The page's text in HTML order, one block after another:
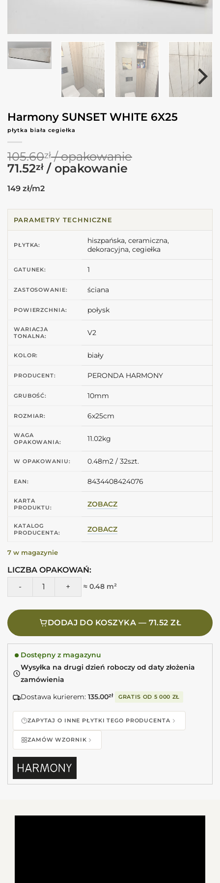
Harmony SUNSET WHITE 6X25
płytka biała cegiełka
105.60zł
Pierwotna
wynosiła:
71.52zł
149 zł/m2
PARAMETRY TECHNICZNE
PŁYTKA:
hiszpańska, ceramiczna,
dekoracyjna, cegiełka
GATUNEK: 1
ZASTOSOWANIE: ściana
POWIERZCHNIA: połysk
WARIACJA
TONALNA:
V2
KOLOR: biały
PRODUCENT: PERONDA HARMONY
GRUBOŚĆ: 10mm
ROZMIAR: 6x25cm
WAGA
OPAKOWANIA:
11.02kg
W OPAKOWANIU: 0.48m2 / 32szt.
EAN: 8434408424076
KARTA
PRODUKTU:
ZOBACZ
KATALOG
PRODUCENTA:
ZOBACZ
7 w magazynie
LICZBA OPAKOWAŃ:
ilość Harmony SUNSET WHITE 6X25 Płytka biała cegiełka
≈ 0.48 m²
DODAJ DO KOSZYKA — 71.52 ZŁ
Dostępny z magazynu
Wysyłka na drugi dzień roboczy od daty złożenia
zamówienia
Dostawa kurierem: 135.00zł GRATIS OD 5 000 ZŁ
ZAPYTAJ O INNE PŁYTKI TEGO PRODUCENTA
ZAMÓW WZORNIK